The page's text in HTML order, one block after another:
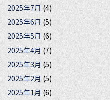
2025年7月(4)
2025年6月(5)
2025年5月(6)
2025年4月(7)
2025年3月(5)
2025年2月(5)
2025年1月 (6)